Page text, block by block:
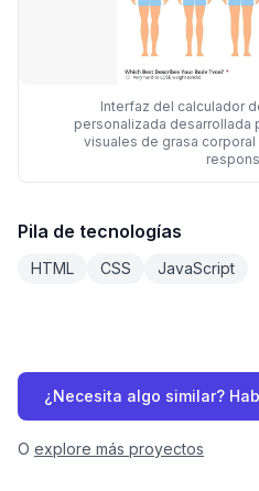
Interfaz del calculador
personalizada desarrollada
visuales de grasa
Pila de tecnologías
HTML CSS JavaScript
¿Necesita algo similar?
O explore más proyectos